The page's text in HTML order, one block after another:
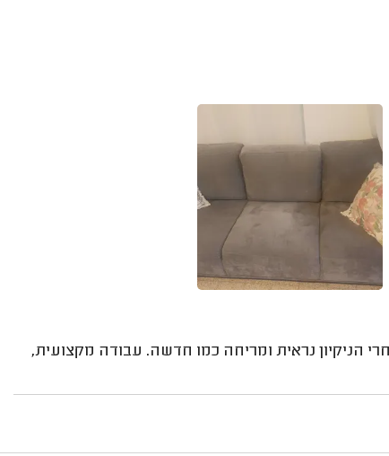
נראית ומריחה כמו חדשה. עבודה מקצועית,